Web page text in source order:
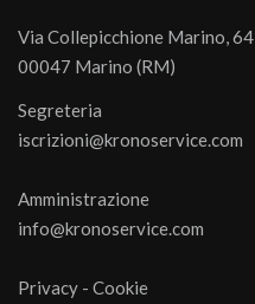
Via Collepicchione Marino, 64
00047 Marino (RM)
Segreteria
iscrizioni@kronoservice.com
Amministrazione
info@kronoservice.com
Privacy - Cookie